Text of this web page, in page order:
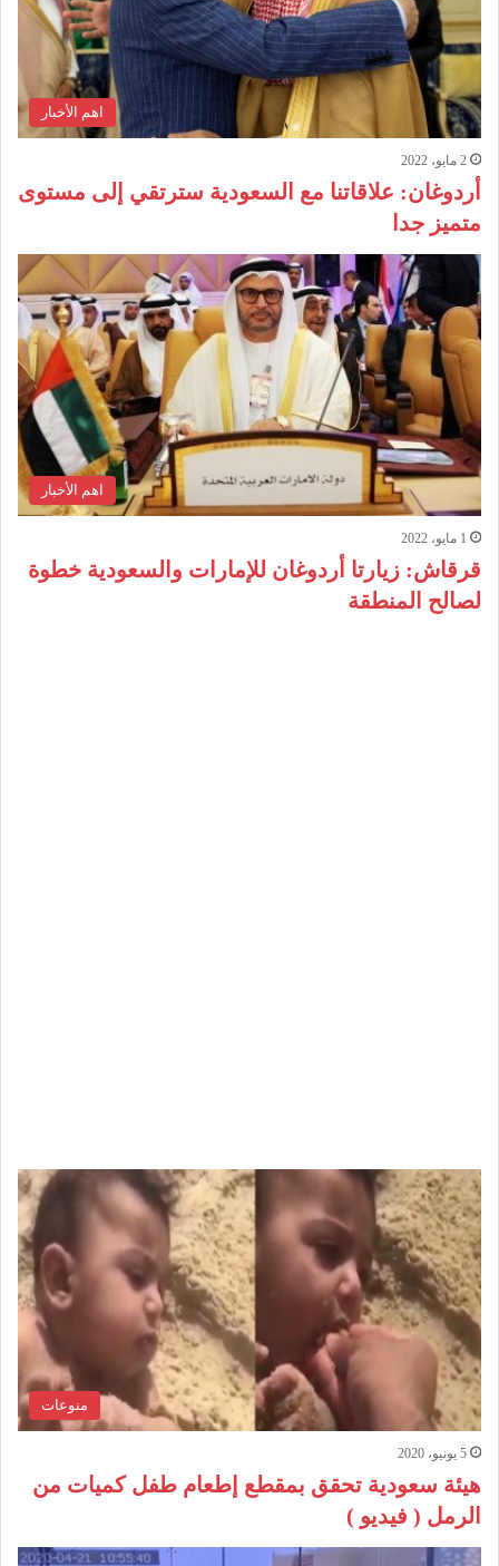
اهم الأخبار
2 مايو، 2022
أردوغان: علاقاتنا مع السعودية سترتقي إلى مستوى
متميز جدا
اهم الأخبار
1 مايو، 2022
قرقاش: زيارتا أردوغان للإمارات والسعودية خطوة
لصالح المنطقة
منوعات
5 يونيو، 2020
هيئة سعودية تحقق بمقطع إطعام طفل كميات من
الرمل ( فيديو )